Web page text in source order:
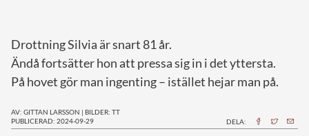
Drottning Silvia är snart 81 år.
Ändå fortsätter hon att pressa sig in i det yttersta.
På hovet gör man ingenting – istället hejar man på.
AV: GITTAN LARSSON | BILDER: TT
PUBLICERAD: 2024-09-29
DELA: